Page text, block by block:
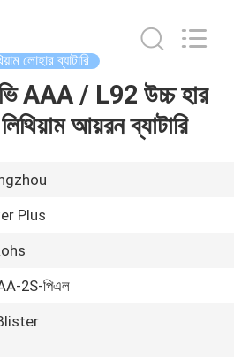
লোহার ব্যাটারি
AAA / L92 উচ্চ হার
আয়রন ব্যাটারি
Plus
2S-পিএল